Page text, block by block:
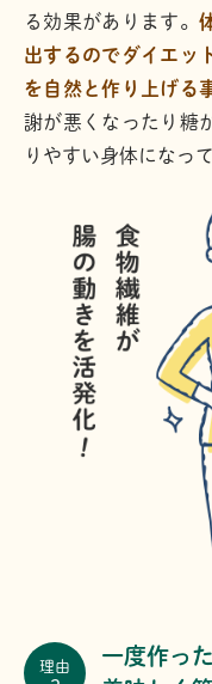
る効果があります。
出するのでダイエッ
を自然と作り上げる
謝が悪くなったり糖
りやすい身体になっ
理由
一度作っ